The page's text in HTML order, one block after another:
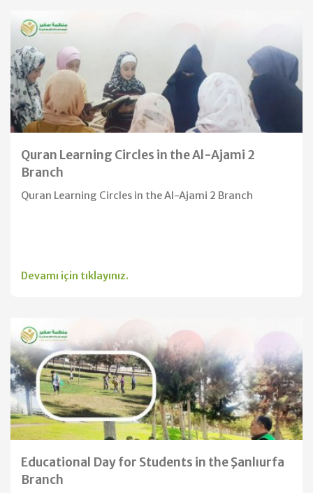
Quran Learning Circles in the Al-Ajami 2
Branch
Quran Learning Circles in the Al-Ajami 2 Branch
Devamı için tıklayınız.
Educational Day for Students in the Şanlıurfa
Branch